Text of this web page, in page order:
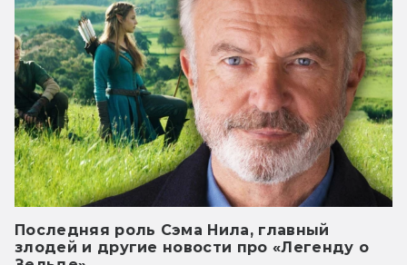
Последняя роль Сэма Нила, главный
злодей и другие новости про «Легенду о